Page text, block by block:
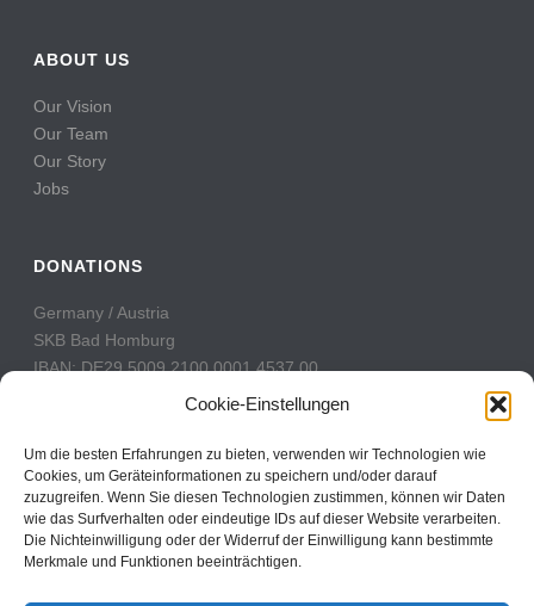
Cookie-Einstellungen
Um die besten Erfahrungen zu bieten, verwenden wir Technologien wie
Cookies, um Geräteinformationen zu speichern und/oder darauf
zuzugreifen. Wenn Sie diesen Technologien zustimmen, können wir Daten
wie das Surfverhalten oder eindeutige IDs auf dieser Website verarbeiten.
Die Nichteinwilligung oder der Widerruf der Einwilligung kann bestimmte
Merkmale und Funktionen beeinträchtigen.
ABOUT US
Our Vision
Our Team
Our Story
Jobs
DONATIONS
Germany / Austria
SKB Bad Homburg
IBAN: DE29 5009 2100 0001 4537 00
BIC: GENODE51BH2
Switzerland
PostFinance
Konto: 60-742493-7
IBAN: CH31 0900 0000 6074 2493 7
BIC: POFICHBEXXX